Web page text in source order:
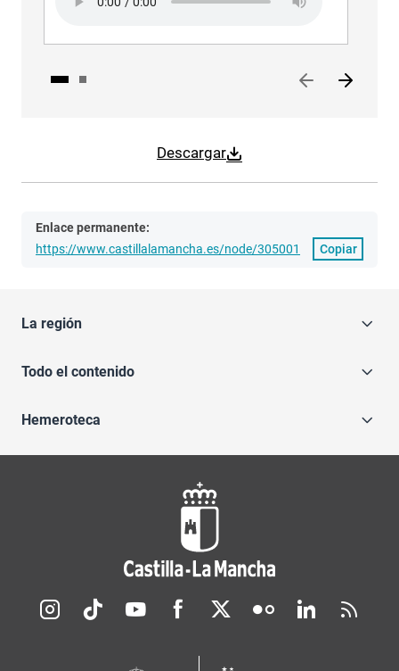
Descargar
Enlace permanente:
https://www.castillalamancha.es/node/305001
Copiar
La región
Todo el contenido
Hemeroteca
Redes sociales JCCM